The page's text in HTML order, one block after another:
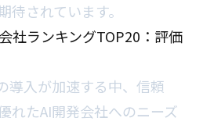
待されています。
社ランキングTOP20：評価
導入が加速する中、信頼
れたAI開発会社へのニーズ